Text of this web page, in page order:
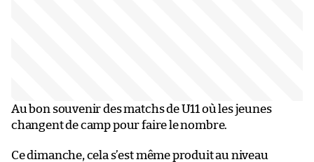
Au bon souvenir des matchs de U11 où les jeunes
changent de camp pour faire le nombre.
Ce dimanche, cela s’est même produit au niveau